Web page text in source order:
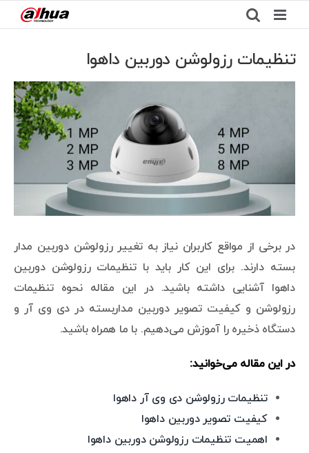
to
content
تنظیمات رزولوشن دوربین داهوا
در برخی از مواقع کاربران نیاز به تغییر رزولوشن دوربین مدار
بسته دارند. برای این کار باید با تنظیمات رزولوشن دوربین
داهوا آشنایی داشته باشید. در این مقاله نحوه تنظیمات
رزولوشن و کیفیت تصویر دوربین مداربسته در دی وی آر و
دستگاه ذخیره را آموزش می‌دهیم. با ما همراه باشید.
در این مقاله می‌خوانید:
تنظیمات رزولوشن دی وی آر داهوا
کیفیت تصویر دوربین داهوا
اهمیت تنظیمات رزولوشن دوربین داهوا